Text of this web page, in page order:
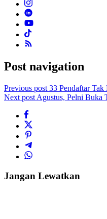
Post navigation
Previous post 33 Pendaftar
Next post Agustus, Pelni Buka
Jangan Lewatkan